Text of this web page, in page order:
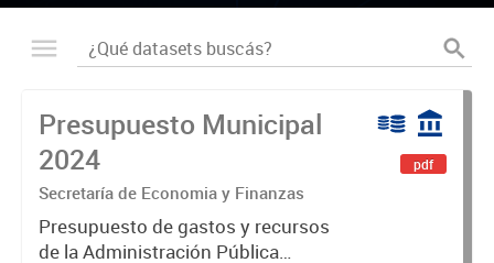
Presupuesto Municipal
2024
Secretaría de Economia y Finanzas
Presupuesto de gastos y recursos
de la Administración Pública
pdf